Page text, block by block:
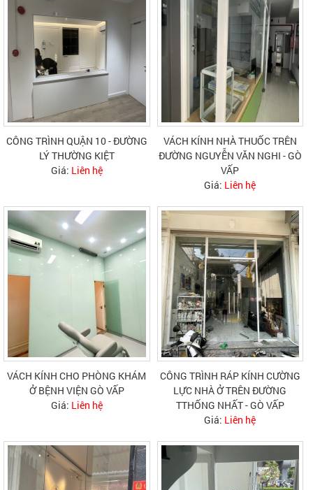
CÔNG TRÌNH QUẬN 10 - ĐƯỜNG
LÝ THƯỜNG KIỆT
Giá: Liên hệ
VÁCH KÍNH NHÀ THUỐC TRÊN
ĐƯỜNG NGUYỄN VĂN NGHI - GÒ
VẤP
Giá: Liên hệ
VÁCH KÍNH CHO PHÒNG KHÁM
Ở BỆNH VIỆN GÒ VẤP
Giá: Liên hệ
CÔNG TRÌNH RÁP KÍNH CƯỜNG
LỰC NHÀ Ở TRÊN ĐƯỜNG
TTHỐNG NHẤT - GÒ VẤP
Giá: Liên hệ